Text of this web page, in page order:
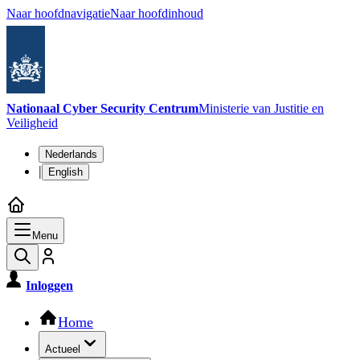
Naar hoofdnavigatieNaar hoofdinhoud
Nationaal Cyber Security CentrumMinisterie van Justitie en
Veiligheid
Taalkeuze
Nederlands
| English
Menu
Inloggen
Hoofdnavigatie
Home
Actueel